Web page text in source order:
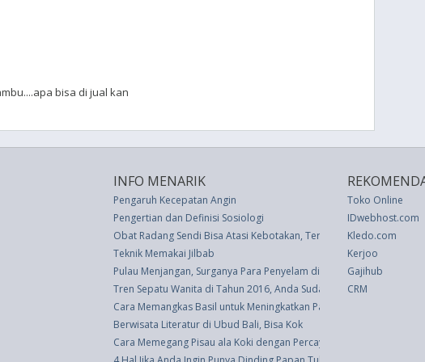
bisa di jual kan
INFO MENARIK
Pengaruh Kecepatan Angin
Pengertian dan Definisi Sosiologi
Obat Radang Sendi Bisa Atasi Kebotakan, Terbuktikah?
Teknik Memakai Jilbab
Pulau Menjangan, Surganya Para Penyelam di Bali
Tren Sepatu Wanita di Tahun 2016, Anda Sudah Punya?
Cara Memangkas Basil untuk Meningkatkan Panen Anda
Berwisata Literatur di Ubud Bali, Bisa Kok
Cara Memegang Pisau ala Koki dengan Percaya Diri
Toko Online
IDwebhost.com
Kledo.com
Kerjoo
Gajihub
CRM